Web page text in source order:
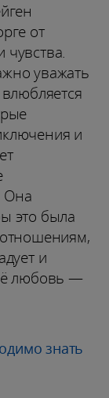
от
уважать
и
Она
это была
и
любовь —
знать